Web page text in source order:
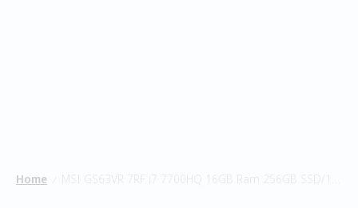
Home MSI GS63VR 7RF i7 7700HQ 16GB Ram 256GB SSD/1TB HDD